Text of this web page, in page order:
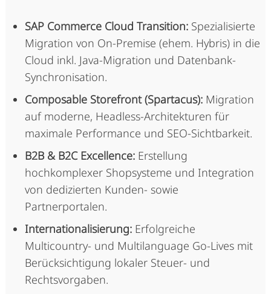
SAP Commerce Cloud Transition: Spezialisierte
Migration von On-Premise (ehem. Hybris) in die
Cloud inkl. Java-Migration und Datenbank-
Synchronisation.
Composable Storefront (Spartacus):Migration
auf moderne, Headless-Architekturen für
maximale Performance und SEO-Sichtbarkeit.
B2B & B2C Excellence:Erstellung
hochkomplexer Shopsysteme und Integration
von dedizierten Kunden- sowie
Partnerportalen.
Internationalisierung:Erfolgreiche
Multicountry- und Multilanguage Go-Lives mit
Berücksichtigung lokaler Steuer- und
Rechtsvorgaben.